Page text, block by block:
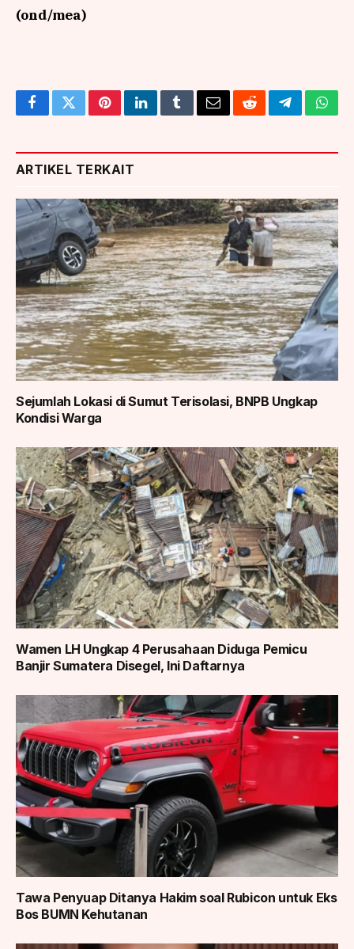
(ond/mea)
FacebookTwitterPinterestLinkedInTumblrEmailRedditTelegram
ARTIKEL TERKAIT
Sejumlah Lokasi di Sumut Terisolasi, BNPB Ungkap
Kondisi Warga
Wamen LH Ungkap 4 Perusahaan Diduga Pemicu
Banjir Sumatera Disegel, Ini Daftarnya
Tawa Penyuap Ditanya Hakim soal Rubicon untuk Eks
Bos BUMN Kehutanan